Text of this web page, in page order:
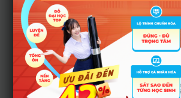
con
Nhiều phụ huynh
quá kỳ vọng vào
năng lực của con
mà muốn con theo
đuổi những ngành